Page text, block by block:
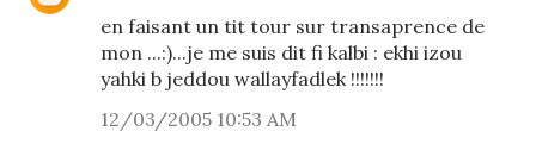
en faisant un tit tour sur transaprence de
mon ...:)...je me suis dit fi kalbi : ekhi izou
yahki b jeddou wallayfadlek !!!!!!!
12/03/2005 10:53 AM